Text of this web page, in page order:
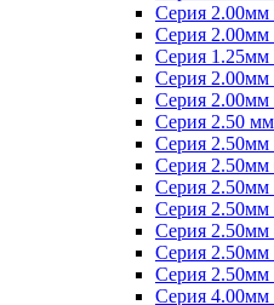
Серия
Серия
Серия 1.25мм
Серия
Серия
Серия 2.50
Серия
Серия 2.50мм
Серия 2.50мм
Серия
Серия 2.50мм
Серия
Серия
Серия